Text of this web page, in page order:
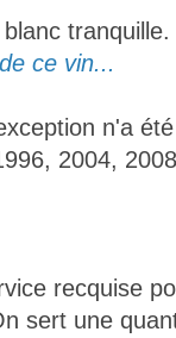
tranquille.
ce vin...
n'a
2004,
recquise
sert une